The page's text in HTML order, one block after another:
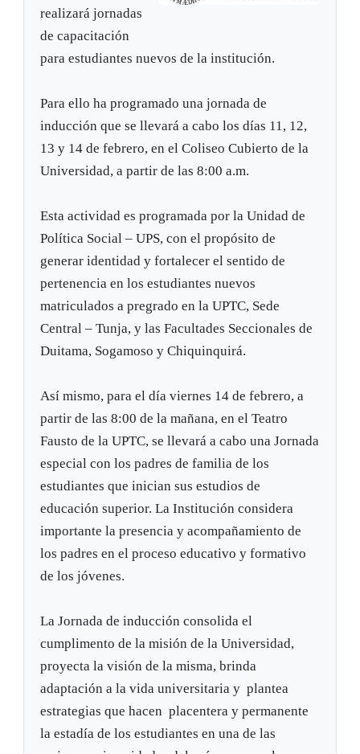
realizará jornadas
de capacitación
para estudiantes nuevos de la institución.
Para ello ha programado una jornada de
inducción que se llevará a cabo los días 11, 12,
13 y 14 de febrero, en el Coliseo Cubierto de la
Universidad, a partir de las 8:00 a.m.
Esta actividad es programada por la Unidad de
Política Social – UPS, con el propósito de
generar identidad y fortalecer el sentido de
pertenencia en los estudiantes nuevos
matriculados a pregrado en la UPTC, Sede
Central – Tunja, y las Facultades Seccionales de
Duitama, Sogamoso y Chiquinquirá.
Así mismo, para el día viernes 14 de febrero, a
partir de las 8:00 de la mañana, en el Teatro
Fausto de la UPTC, se llevará a cabo una Jornada
especial con los padres de familia de los
estudiantes que inician sus estudios de
educación superior. La Institución considera
importante la presencia y acompañamiento de
los padres en el proceso educativo y formativo
de los jóvenes.
La Jornada de inducción consolida el
cumplimento de la misión de la Universidad,
proyecta la visión de la misma, brinda
adaptación a la vida universitaria y plantea
estrategias que hacen placentera y permanente
la estadía de los estudiantes en una de las